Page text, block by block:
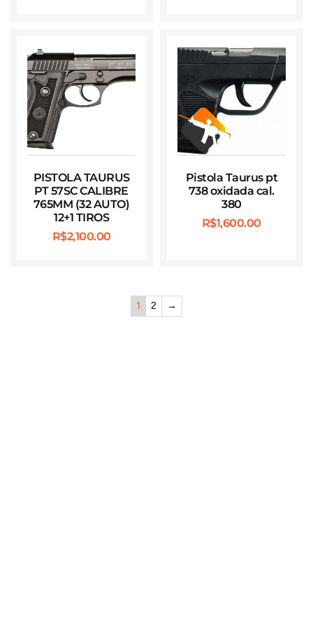
PISTOLA TAURUS
PT 57SC CALIBRE
765MM (32 AUTO)
12+1 TIROS
R$2,100.00
Pistola Taurus pt
738 oxidada cal.
380
R$1,600.00
1 2 →